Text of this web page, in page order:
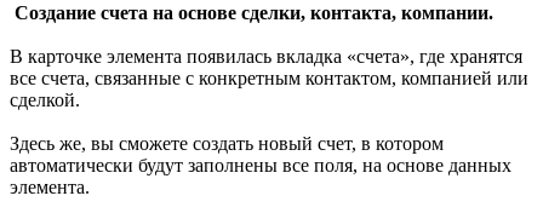
Создание счета на основе сделки, контакта, компании.
В карточке элемента появилась вкладка «счета», где хранятся
все счета, связанные с конкретным контактом, компанией или
сделкой.
Здесь же, вы сможете создать новый счет, в котором
автоматически будут заполнены все поля, на основе данных
элемента.